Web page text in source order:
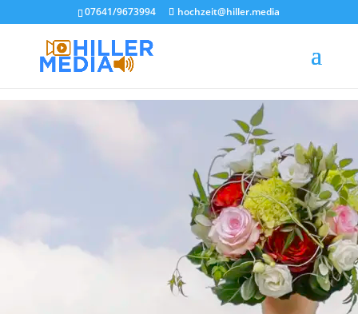
07641/9673994 hochzeit@hiller.media